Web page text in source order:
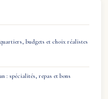
budgets et choix réalistes
: spécialités, repas et bons